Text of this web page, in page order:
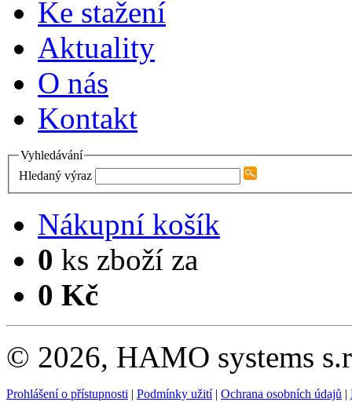
Ke stažení
Aktuality
O nás
Kontakt
Vyhledávání
Hledaný výraz
Nákupní košík
0 ks zboží za
0 Kč
© 2026, HAMO systems
Prohlášení o přístupnosti | Podmínky užití| Ochrana osobních údajů |